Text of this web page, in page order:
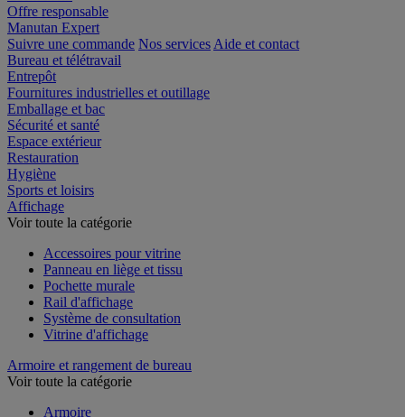
Promotions
Offre responsable
Manutan Expert
Suivre une commande
Bureau et télétravail
Entrepôt
Fournitures industrielles et outillage
Emballage et bac
Sécurité et santé
Espace extérieur
Restauration
Hygiène
Sports et loisirs
Affichage
Accessoires pour vitrine
Panneau en liège et tissu
Pochette murale
Rail d'affichage
Système de consultation
Armoire et rangement de bureau